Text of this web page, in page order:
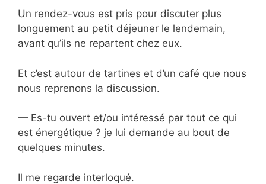
Un rendez-vous est pris pour discuter plus
longuement au petit déjeuner le lendemain,
avant qu’ils ne repartent chez eux.
Et c’est autour de tartines et d’un café que nous
nous reprenons la discussion.
— Es-tu ouvert et/ou intéressé par tout ce qui
est énergétique ? je lui demande au bout de
quelques minutes.
Il me regarde interloqué.